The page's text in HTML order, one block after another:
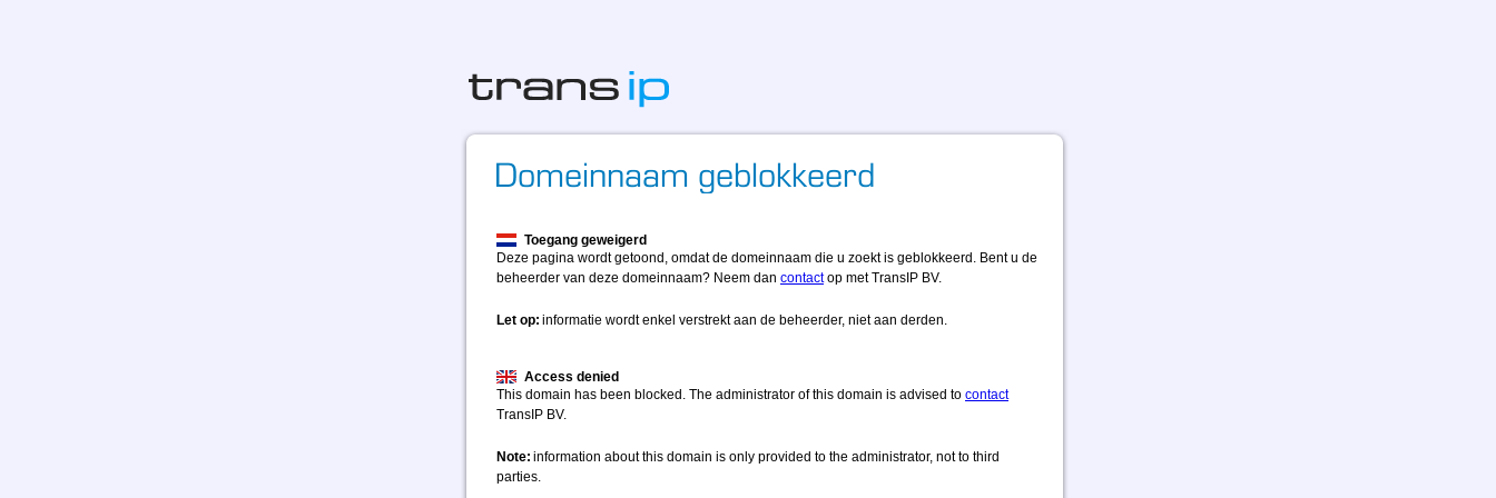
Toegang geweigerd
Deze pagina wordt getoond, omdat de domeinnaam die u zoekt is geblokkeerd. Bent u de
beheerder van deze domeinnaam? Neem dan contactop met TransIP BV.
Let op: informatie wordt enkel verstrekt aan de beheerder, niet aan derden.
Access denied
This domain has been blocked. The administrator of this domain is advised to contact
TransIP BV.
Note: information about this domain is only provided to the administrator, not to third
parties.